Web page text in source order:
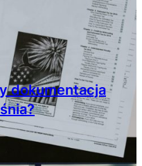
dokumentacja